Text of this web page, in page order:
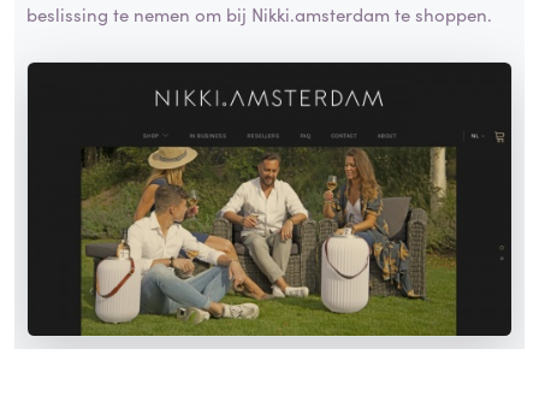
beslissing te nemen om bij Nikki.amsterdam te shoppen.